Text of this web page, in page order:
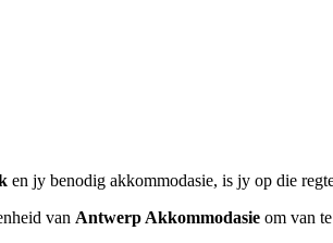
en jy benodig akkommodasie, is jy op die
van Antwerp Akkommodasie om van